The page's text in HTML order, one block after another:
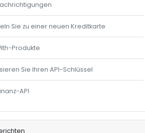
Sie zu einer neuen Kreditkarte
Produkte
Sie Ihren API-Schlüssel
API